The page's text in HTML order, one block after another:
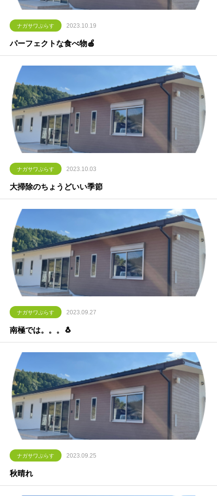
ナガサワぷらす 2023.10.19
パーフェクトな食べ物🍎
ナガサワぷらす 2023.10.03
大掃除のちょうどいい季節
ナガサワぷらす 2023.09.27
南極では。。。🐧
ナガサワぷらす 2023.09.25
秋晴れ